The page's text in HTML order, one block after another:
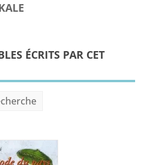
ÉCRITS PAR CET